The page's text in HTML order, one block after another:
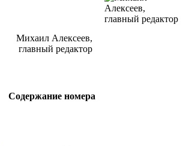
Михаил Алексеев,
главный редактор
Содержание номера